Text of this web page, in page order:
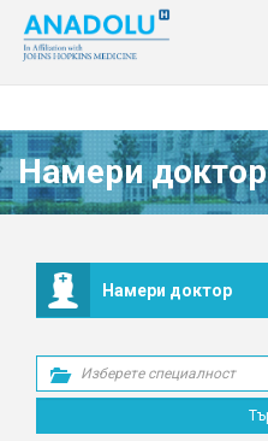
Намери доктор
Намери доктор